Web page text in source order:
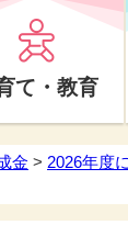
て・教育
金 > 2026年度